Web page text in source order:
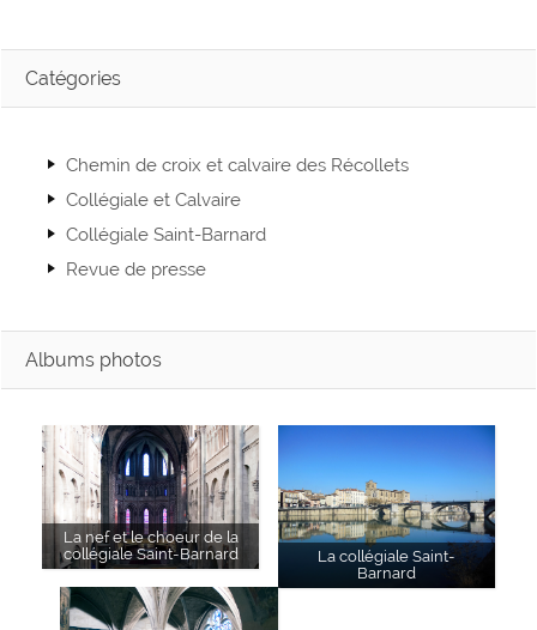
Catégories
Chemin de croix et calvaire des Récollets
Collégiale et Calvaire
Collégiale Saint-Barnard
Revue de presse
Albums photos
La collégiale Saint-
Barnard
La nef et le choeur de la
collégiale Saint-Barnard